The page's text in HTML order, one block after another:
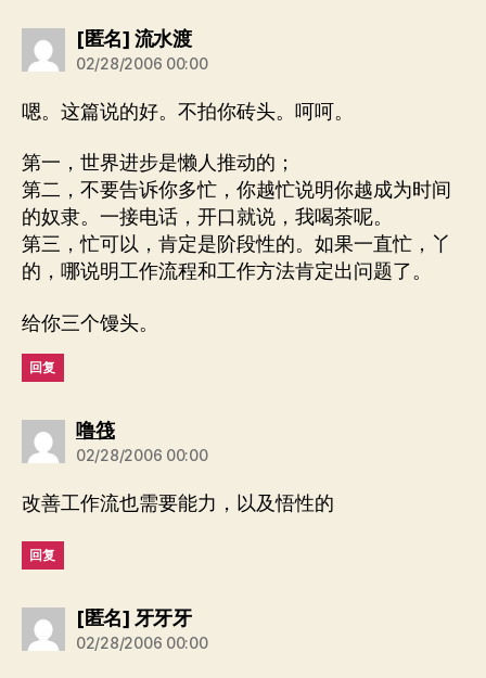
[匿名] 流水渡说：
02/28/2006 00:00
嗯。这篇说的好。不拍你砖头。呵呵。
第一，世界进步是懒人推动的；
第二，不要告诉你多忙，你越忙说明你越成为时间
的奴隶。一接电话，开口就说，我喝茶呢。
第三，忙可以，肯定是阶段性的。如果一直忙，丫
的，哪说明工作流程和工作方法肯定出问题了。
给你三个馒头。
回复
噜筏说：
02/28/2006 00:00
改善工作流也需要能力，以及悟性的
回复
[匿名] 牙牙牙说：
02/28/2006 00:00